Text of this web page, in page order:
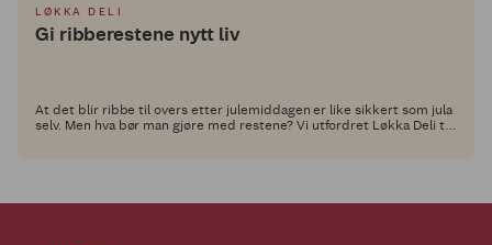
LØKKA DELI
Gi ribberestene nytt liv
At det blir ribbe til overs etter julemiddagen er like sikkert som jula
selv. Men hva bør man gjøre med restene? Vi utfordret Løkka Deli til